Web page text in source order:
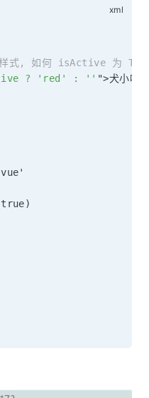
式, 如何 isActive 为
? 'red' : '' ">犬小哈